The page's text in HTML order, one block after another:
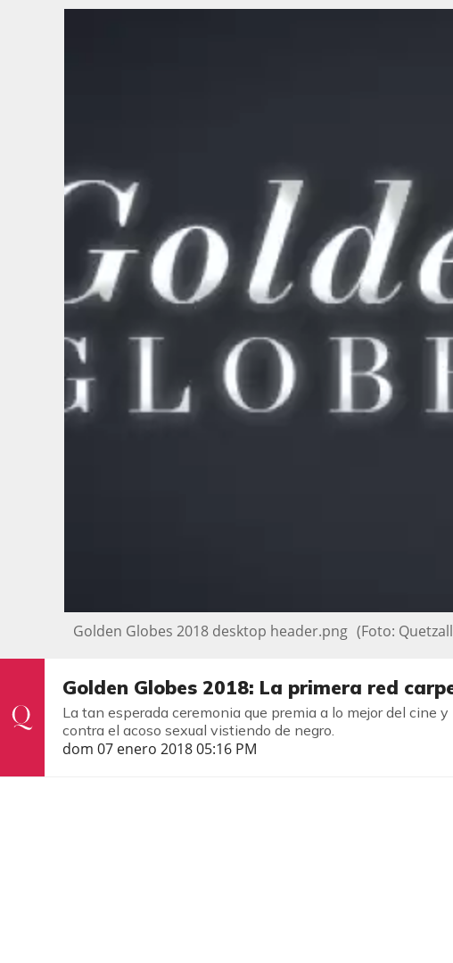
Golden Globes 2018 desktop header.png (Foto:
Golden Globes 2018: La primera red
La tan esperada ceremonia que premia a lo mejor del
contra el acoso sexual vistiendo de negro.
dom 07 enero 2018 05:16 PM